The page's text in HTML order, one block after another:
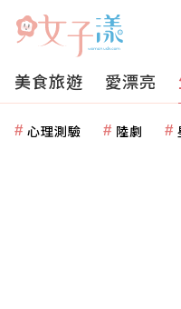
美食旅遊 愛漂亮
心理測驗 陸劇